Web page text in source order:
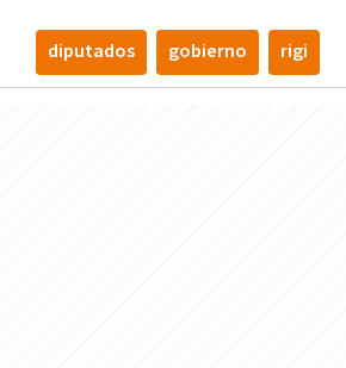
diputados gobierno rigi